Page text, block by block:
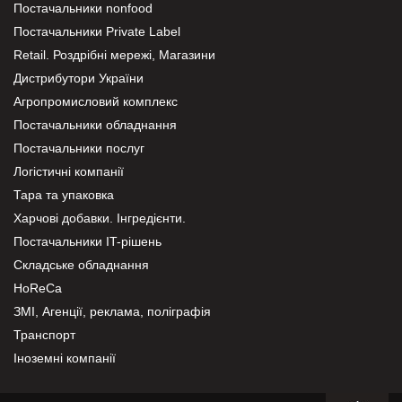
Постачальники nonfood
Постачальники Private Label
Retail. Роздрібні мережі, Магазини
Дистрибутори України
Агропромисловий комплекс
Постачальники обладнання
Постачальники послуг
Логістичні компанії
Тара та упаковка
Харчові добавки. Інгредієнти.
Постачальники IT-рішень
Складське обладнання
HoReCa
ЗМІ, Агенції, реклама, поліграфія
Транспорт
Іноземні компанії